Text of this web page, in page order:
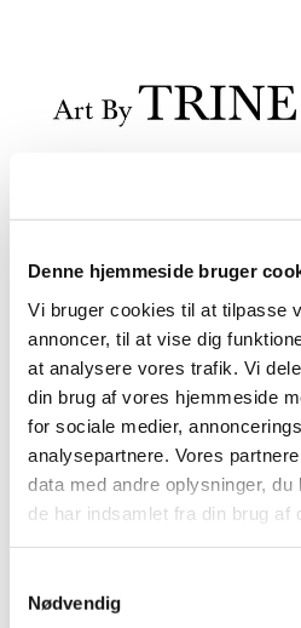
Denne hjemmeside bruger
Vi bruger cookies til at tilpasse
annoncer, til at vise dig
at analysere vores trafik. Vi
din brug af vores hjemmeside
for sociale medier,
analysepartnere. Vores
data med andre oplysninger,
de har indsamlet fra din brug af
Nødvendig